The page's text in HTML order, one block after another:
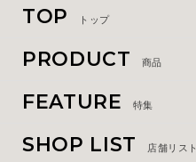
TOP トップ
PRODUCT 商品
FEATURE 特集
SHOP LIST 店舗リスト